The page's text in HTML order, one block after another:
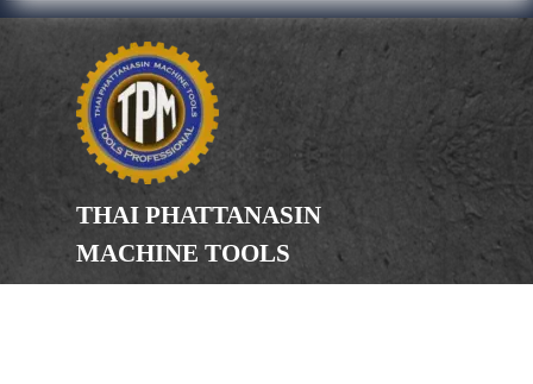
ความยาวรวม: 272 มม.
น้ำหนัก: 2.0 กก.
THAI PHATTANASIN
MACHINE TOOLS
Limited Partnership